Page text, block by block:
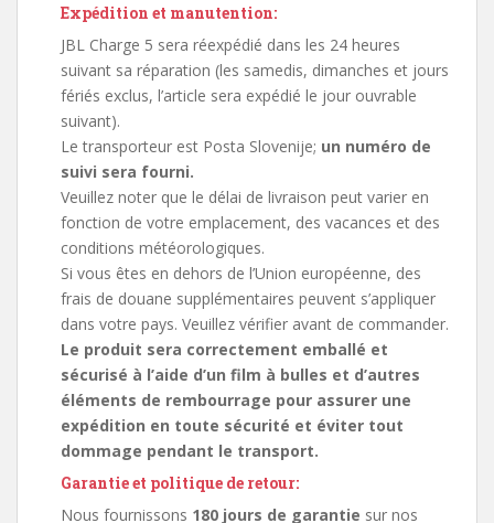
Expédition et manutention:
JBL Charge 5 sera réexpédié dans les 24 heures
suivant sa réparation (les samedis, dimanches et jours
fériés exclus, l’article sera expédié le jour ouvrable
suivant).
Le transporteur est Posta Slovenije; un numéro de
suivi sera fourni.
Veuillez noter que le délai de livraison peut varier en
fonction de votre emplacement, des vacances et des
conditions météorologiques.
Si vous êtes en dehors de l’Union européenne, des
frais de douane supplémentaires peuvent s’appliquer
dans votre pays. Veuillez vérifier avant de commander.
Le produit sera correctement emballé et
sécurisé à l’aide d’un film à bulles et d’autres
éléments de rembourrage pour assurer une
expédition en toute sécurité et éviter tout
dommage pendant le transport.
Garantie et politique de retour:
Nous fournissons 180 jours de garantie sur nos